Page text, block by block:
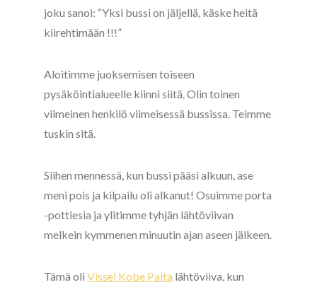
joku sanoi: “Yksi bussi on jäljellä, käske heitä
kiirehtimään !!!”
Aloitimme juoksemisen toiseen
pysäköintialueelle kiinni siitä. Olin toinen
viimeinen henkilö viimeisessä bussissa. Teimme
tuskin sitä.
Siihen mennessä, kun bussi pääsi alkuun, ase
meni pois ja kilpailu oli alkanut! Osuimme porta
-pottiesia ja ylitimme tyhjän lähtöviivan
melkein kymmenen minuutin ajan aseen jälkeen.
Tämä oliVissel Kobe Paita lähtöviiva, kun